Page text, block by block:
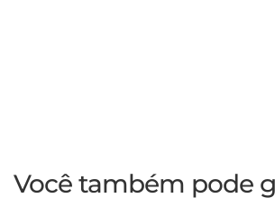
Você também pode